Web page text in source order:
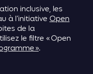
inclusive, les
à l’initiative Open
de la
le filtre « Open
».